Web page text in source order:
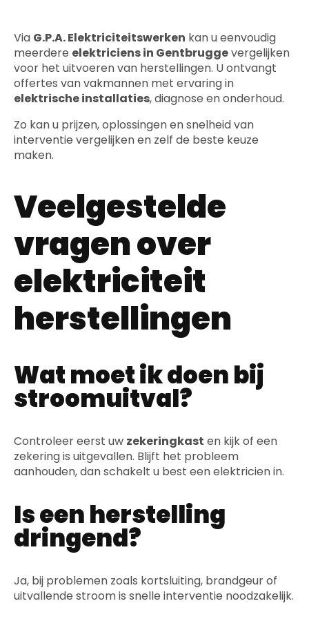
Via G.P.A. Elektriciteitswerken kan u eenvoudig
meerdere elektriciens in Gentbruggevergelijken
voor het uitvoeren van herstellingen. U ontvangt
offertes van vakmannen met ervaring in
elektrische installaties, diagnose en onderhoud.
Zo kan u prijzen, oplossingen en snelheid van
interventie vergelijken en zelf de beste keuze
maken.
Veelgestelde
vragen over
elektriciteit
herstellingen
Wat moet ik doen bij
stroomuitval?
Controleer eerst uw zekeringkast en kijk of een
zekering is uitgevallen. Blijft het probleem
aanhouden, dan schakelt u best een elektricien in.
Is een herstelling
dringend?
Ja, bij problemen zoals kortsluiting, brandgeur of
uitvallende stroom is snelle interventie noodzakelijk.